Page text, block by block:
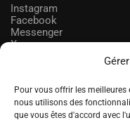
Pour vous offrir les meilleures
nous utilisons des
que vous êtes d'accord avec
Instagram
Facebook
Messenger
X